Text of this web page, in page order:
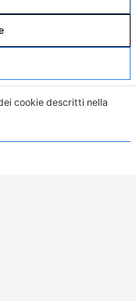
cookie descritti nella